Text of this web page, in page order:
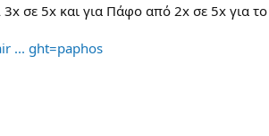
σε 5x και για Πάφο από 2x σε 5x για το
... ght=paphos